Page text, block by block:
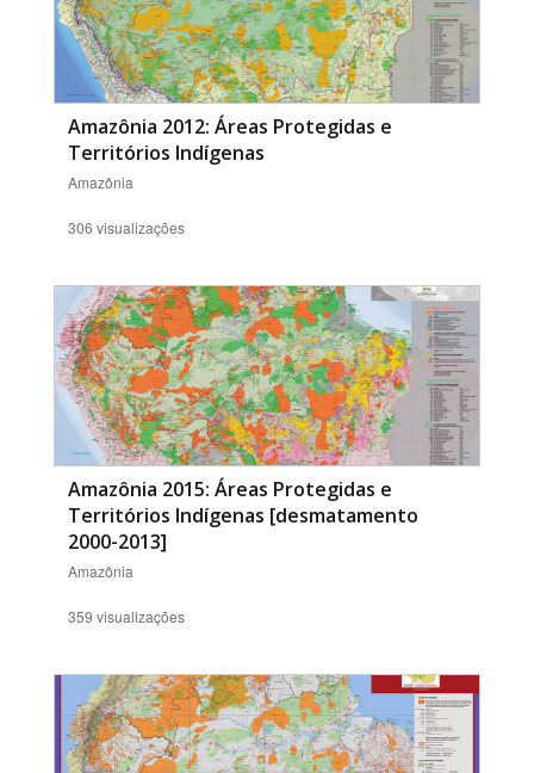
Amazônia 2012: Áreas Protegidas e
Territórios Indígenas
Amazônia
306 visualizações
Amazônia 2015: Áreas Protegidas e
Territórios Indígenas [desmatamento
2000-2013]
Amazônia
359 visualizações